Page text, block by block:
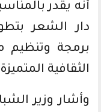
أنه يقدر
دار الشعر
برمجة وتنظيم
الثقافية
وأشار وزير